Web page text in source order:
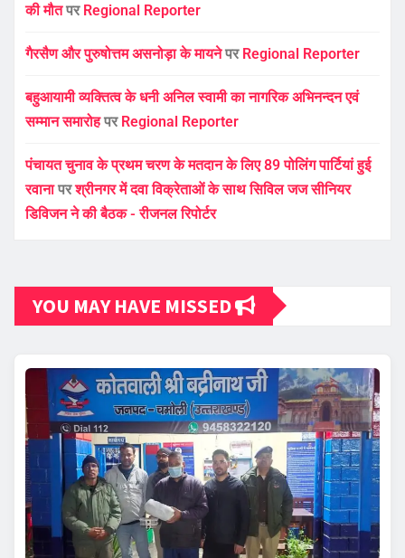
की मौतपर Regional Reporter
गैरसैण और पुरुषोत्तम असनोड़ा के मायनेपर Regional Reporter
बहुआयामी व्यक्तित्व के धनी अनिल स्वामी का नागरिक अभिनन्दन एवं
सम्मान समारोहपर Regional Reporter
पंचायत चुनाव के प्रथम चरण के मतदान के लिए 89 पोलिंग पार्टियां हुई
रवानापरश्रीनगर में दवा विक्रेताओं के साथ सिविल जज सीनियर
डिविजन ने की बैठक - रीजनल रिपोर्टर
YOU MAY HAVE MISSED